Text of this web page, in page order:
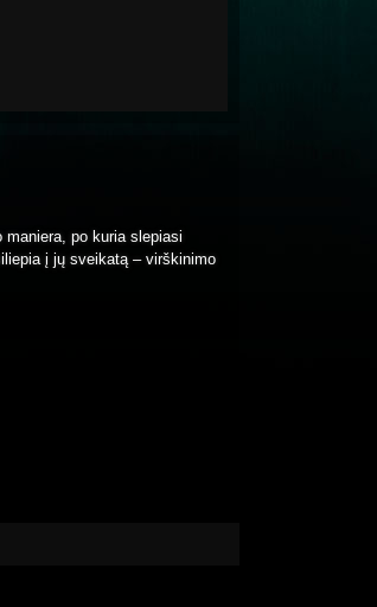
po kuria slepiasi
į jų sveikatą – virškinimo